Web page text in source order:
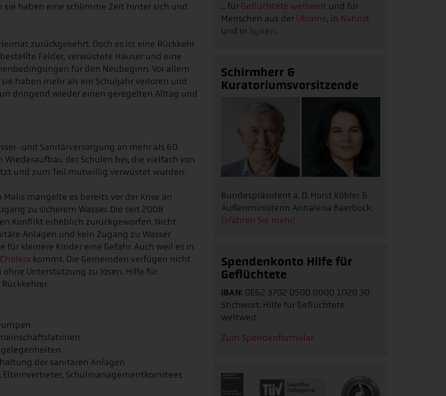
haben eine schlimme Zeit hinter sich und
zurückgekehrt. Doch es ist eine Rückkehr
Felder, verwüstete Häuser und eine
für den Neubeginn. Vor allem
haben mehr als ein Schuljahr verloren und
dringend wieder einen geregelten Alltag und
und Sanitärversorgung an mehr als 60
der Schulen bei, die vielfach von
und zum Teil mutwillig verwüstet wurden.
mangelte es bereits vor der Krise an
zu sicherem Wasser. Die seit 2008
Konflikt erheblich zurückgeworfen. Nicht
Anlagen und kein Zugang zu Wasser
kleinere Kinder eine Gefahr. Auch weil es in
Cholera kommt. Die Gemeinden verfügen nicht
Unterstützung zu lösen. Hilfe für
der sanitären Anlagen
Schulmanagementkomitees
... für Geflüchtete weltweit und für
Menschen aus der Ukraine, in Nahost
und in Syrien.
Schirmherr &
Kuratoriumsvorsitzende
Bundespräsident a. D. Horst Köhler &
Außenministerin Annalena Baerbock:
Erfahren Sie mehr!
Spendenkonto Hilfe für
Geflüchtete
IBAN: DE62 3702 0500 0000 1020 30
Stichwort: Hilfe für Geflüchtete
weltweit
Zum Spendenformular